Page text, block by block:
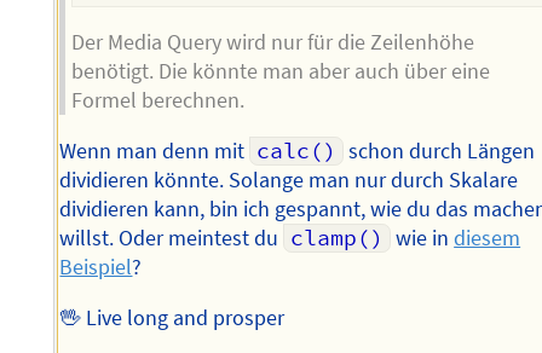
Der Media Query wird nur für die Zeilenhöhe
benötigt. Die könnte man aber auch über eine
Formel berechnen.
Wenn man denn mit calc()
schon durch Längen
dividieren könnte. Solange man nur durch Skalare
dividieren kann, bin ich gespannt, wie du das
willst. Oder meintest du clamp() wie indiesem
Beispiel?
🖖 Live long and prosper